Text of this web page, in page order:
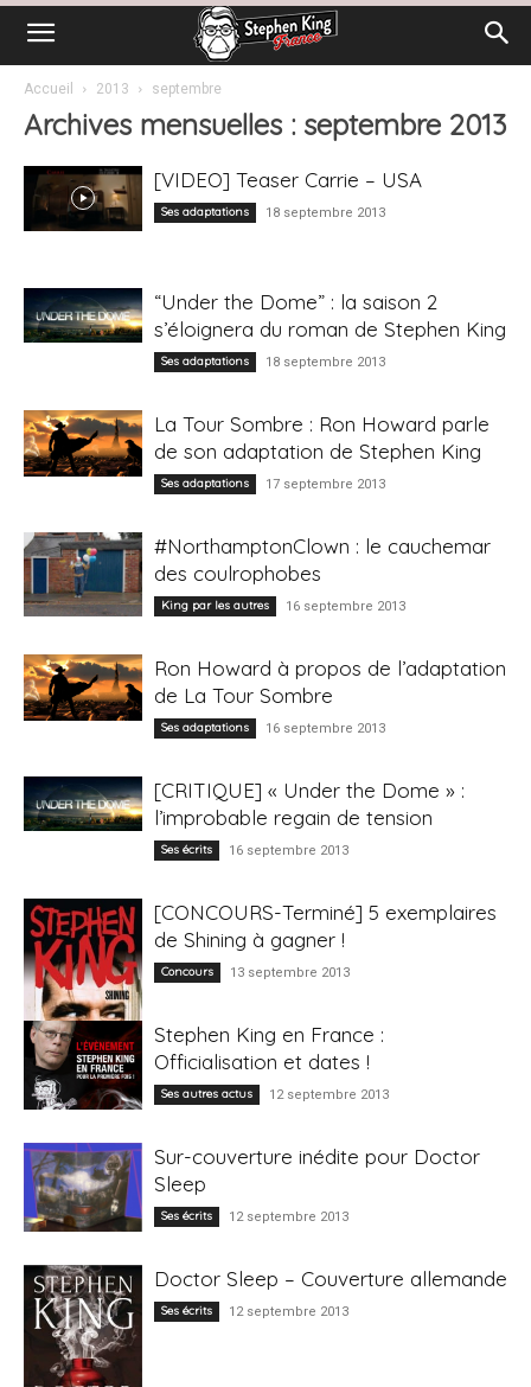
Accueil 2013 septembre
Archives mensuelles : septembre 2013
[VIDEO] Teaser Carrie – USA
Ses adaptations 18 septembre 2013
“Under the Dome” : la saison 2
s’éloignera du roman de Stephen King
Ses adaptations 18 septembre 2013
La Tour Sombre : Ron Howard parle
de son adaptation de Stephen King
Ses adaptations 17 septembre 2013
#NorthamptonClown : le cauchemar
des coulrophobes
King par les autres 16 septembre 2013
Ron Howard à propos de l’adaptation
de La Tour Sombre
Ses adaptations 16 septembre 2013
[CRITIQUE] « Under the Dome » :
l’improbable regain de tension
Ses écrits 16 septembre 2013
[CONCOURS-Terminé] 5 exemplaires
de Shining à gagner !
Concours 13 septembre 2013
Stephen King en France :
Officialisation et dates !
Ses autres actus 12 septembre 2013
Sur-couverture inédite pour Doctor
Sleep
Ses écrits 12 septembre 2013
Doctor Sleep – Couverture allemande
Ses écrits 12 septembre 2013